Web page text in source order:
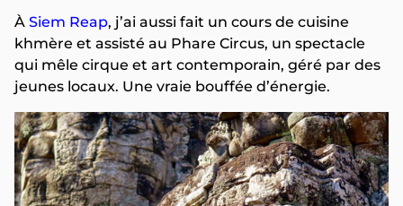
À Siem Reap, j’ai aussi fait un cours de cuisine
khmère et assisté au Phare Circus, un spectacle
qui mêle cirque et art contemporain, géré par des
jeunes locaux. Une vraie bouffée d’énergie.